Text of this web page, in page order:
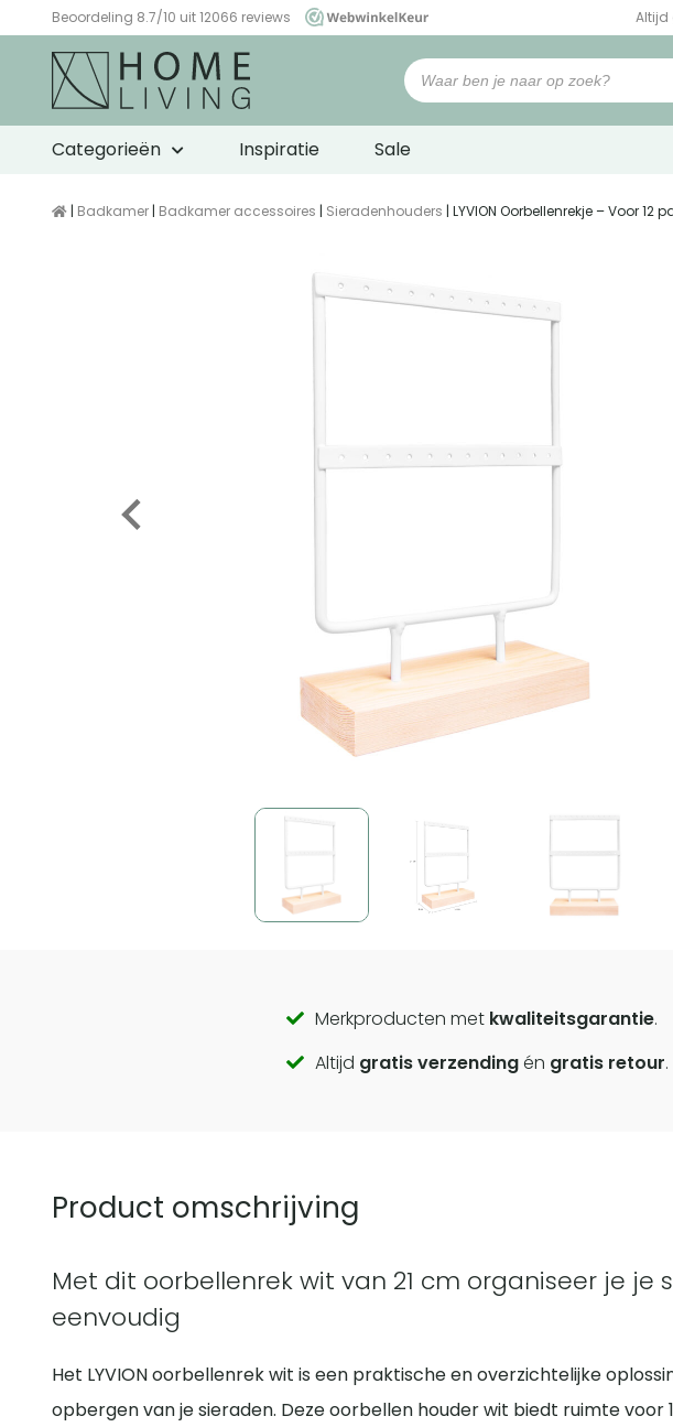
Beoordeling 8.7/10 uit 12066 reviews
WebwinkelKeur
Altijd
Categorieën Inspiratie Sale
| Badkamer | Badkamer accessoires | Sieradenhouders | LYVION Oorbellenrekje – Voor
Call
to
Merkproducten met kwaliteitsgarantie.
Altijd gratis verzendingén gratis retour.
Product omschrijving
Met dit oorbellenrek wit van 21 cm organiseer je je
eenvoudig
Het LYVION oorbellenrek wit is een praktische en overzichtelijke
opbergen van je sieraden. Deze oorbellen houder wit biedt ruimte voor